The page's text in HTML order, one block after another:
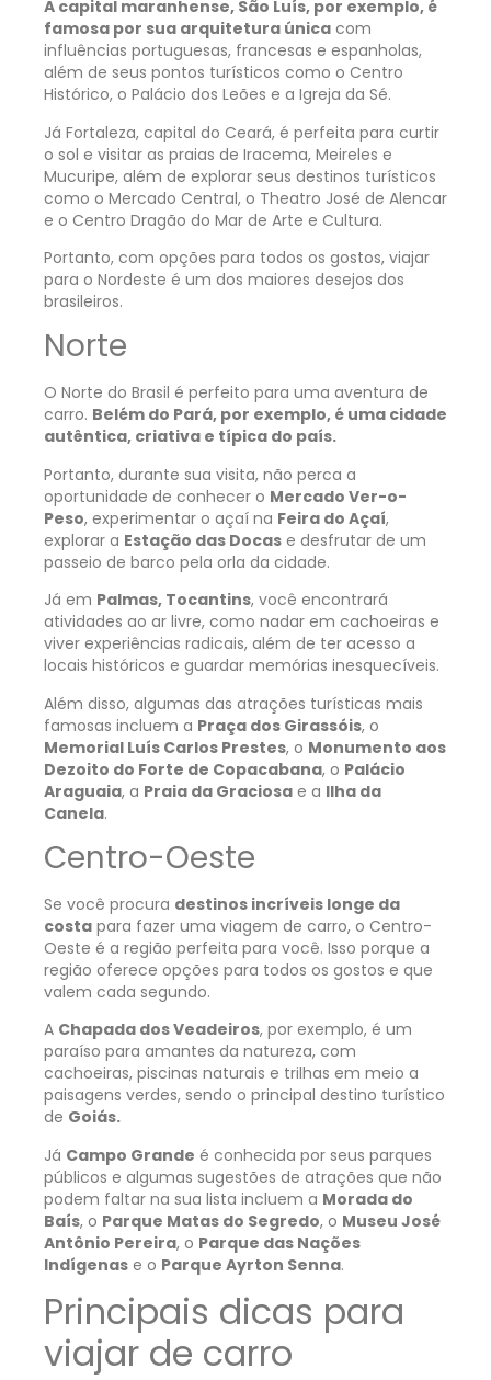
A capital maranhense, São Luís, por exemplo, é
famosa por sua arquitetura única com
influências portuguesas, francesas e espanholas,
além de seus pontos turísticos como o Centro
Histórico, o Palácio dos Leões e a Igreja da Sé.
Já Fortaleza, capital do Ceará, é perfeita para curtir
o sol e visitar as praias de Iracema, Meireles e
Mucuripe, além de explorar seus destinos turísticos
como o Mercado Central, o Theatro José de Alencar
e o Centro Dragão do Mar de Arte e Cultura.
Portanto, com opções para todos os gostos, viajar
para o Nordeste é um dos maiores desejos dos
brasileiros.
Norte
O Norte do Brasil é perfeito para uma aventura de
carro. Belém do Pará, por exemplo, é uma cidade
autêntica, criativa e típica do país.
Portanto, durante sua visita, não perca a
oportunidade de conhecer o Mercado Ver-o-
Peso, experimentar o açaí na Feira do Açaí,
explorar a Estação das Docas e desfrutar de um
passeio de barco pela orla da cidade.
Já em Palmas, Tocantins, você encontrará
atividades ao ar livre, como nadar em cachoeiras e
viver experiências radicais, além de ter acesso a
locais históricos e guardar memórias inesquecíveis.
Além disso, algumas das atrações turísticas mais
famosas incluem a Praça dos Girassóis, o
Memorial Luís Carlos Prestes, o Monumento aos
Dezoito do Forte de Copacabana, o Palácio
Araguaia, a Praia da Graciosa e a Ilha da
Canela.
Centro-Oeste
Se você procura destinos incríveis longe da
costa para fazer uma viagem de carro, o Centro-
Oeste é a região perfeita para você. Isso porque a
região oferece opções para todos os gostos e que
valem cada segundo.
A Chapada dos Veadeiros, por exemplo, é um
paraíso para amantes da natureza, com
cachoeiras, piscinas naturais e trilhas em meio a
paisagens verdes, sendo o principal destino turístico
de Goiás.
Já Campo Grande é conhecida por seus parques
públicos e algumas sugestões de atrações que não
podem faltar na sua lista incluem a Morada do
Baís, o Parque Matas do Segredo, o Museu José
Antônio Pereira, o Parque das Nações
Indígenas e o Parque Ayrton Senna.
Principais dicas para
viajar de carro